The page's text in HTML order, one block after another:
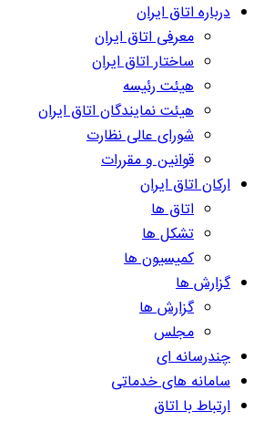
درباره اتاق ایران
معرفی اتاق ایران
ساختار اتاق ایران
هیئت رئیسه
هیئت نمایندگان اتاق ایران
شورای عالی نظارت
قوانین و مقررات
ارکان اتاق ایران
اتاق ها
تشکل ها
کمیسیون ها
گزارش ها
گزارش ها
مجلس
چندرسانه ای
سامانه های خدماتی
ارتباط با اتاق